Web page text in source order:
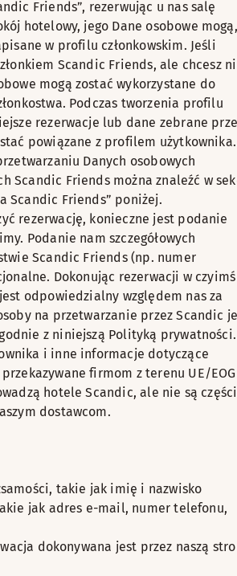
Friends”, rezerwując u nas salę
hotelowy, jego Dane osobowe
w profilu członkowskim. Jeśli
Scandic Friends, ale chcesz
mogą zostać wykorzystane do
Podczas tworzenia profilu
rezerwacje lub dane zebrane
powiązane z profilem użytkownika.
Danych osobowych
Scandic Friends można znaleźć w
Scandic Friends” poniżej.
rezerwację, konieczne jest podanie
Podanie nam szczegółowych
Scandic Friends (np. numer
Dokonując rezerwacji w czyimś
odpowiedzialny względem nas za
na przetwarzanie przez Scandic
z niniejszą Polityką prywatności.
i inne informacje dotyczące
firmom z terenu UE/
hotele Scandic, ale nie są
dostawcom.
takie jak imię i nazwisko
jak adres e-mail, numer telefonu,
dokonywana jest przez naszą